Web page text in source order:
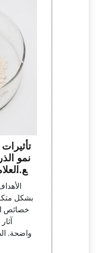
نمو
خصائص
واضحة.